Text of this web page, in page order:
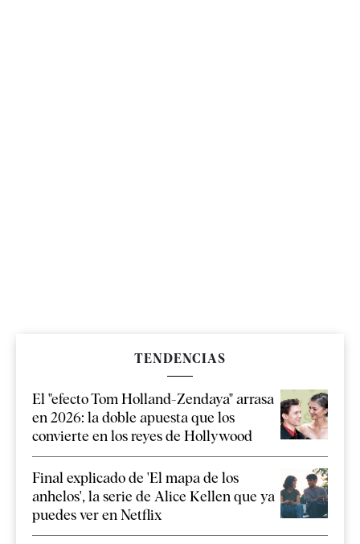
TENDENCIAS
El "efecto Tom Holland-Zendaya" arrasa
en 2026: la doble apuesta que los
convierte en los reyes de Hollywood
Final explicado de 'El mapa de los
anhelos', la serie de Alice Kellen que ya
puedes ver en Netflix